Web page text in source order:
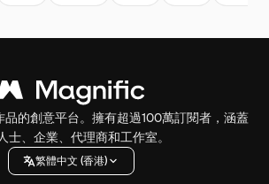
品的創意平台。擁有超過100萬訂閱者，涵蓋
士、企業、代理商和工作室。
繁體中文 (香港)